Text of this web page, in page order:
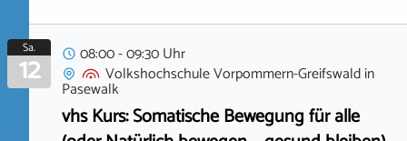
Sa.
12
08:00 - 09:30 Uhr
Volkshochschule Vorpommern-Greifswaldin
Pasewalk
vhs Kurs: Somatische Bewegung für alle